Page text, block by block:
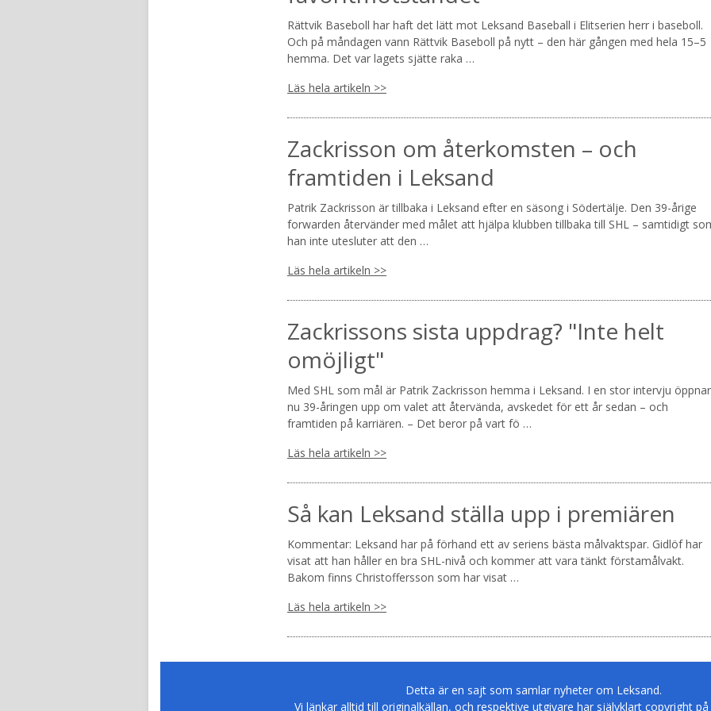
Rättvik Baseboll har haft det lätt mot Leksand Baseball i Elitserien herr i baseboll.
Och på måndagen vann Rättvik Baseboll på nytt – den här gången med hela 15–5
hemma. Det var lagets sjätte raka …
Läs hela artikeln >>
Zackrisson om återkomsten – och
framtiden i Leksand
Patrik Zackrisson är tillbaka i Leksand efter en säsong i Södertälje. Den 39-årige
forwarden återvänder med målet att hjälpa klubben tillbaka till SHL – samtidigt
han inte utesluter att den …
Läs hela artikeln >>
Zackrissons sista uppdrag? "Inte helt
omöjligt"
Med SHL som mål är Patrik Zackrisson hemma i Leksand. I en stor intervju öppnar
nu 39-åringen upp om valet att återvända, avskedet för ett år sedan – och
framtiden på karriären. – Det beror på vart fö …
Läs hela artikeln >>
Så kan Leksand ställa upp i premiären
Kommentar: Leksand har på förhand ett av seriens bästa målvaktspar. Gidlöf har
visat att han håller en bra SHL-nivå och kommer att vara tänkt förstamålvakt.
Bakom finns Christoffersson som har visat …
Läs hela artikeln >>
Detta är en sajt som samlar nyheter om Leksand.
Vi länkar alltid till originalkällan, och respektive utgivare har självklart copyright